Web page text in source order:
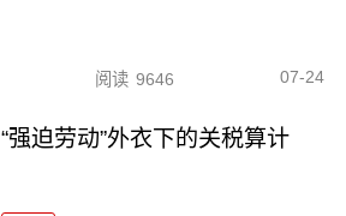
阅读 9646 07-24
“强迫劳动”外衣下的关税算计